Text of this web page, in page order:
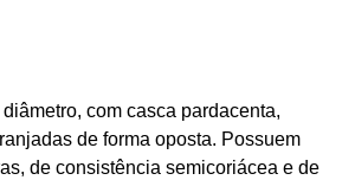
com casca pardacenta,
de forma oposta. Possuem
de consistência semicoriácea e de